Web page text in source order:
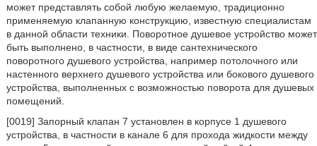
может представлять собой любую желаемую, традиционно
применяемую клапанную конструкцию, известную специалистам
в данной области техники. Поворотное душевое устройство может
быть выполнено, в частности, в виде сантехнического
поворотного душевого устройства, например потолочного или
настенного верхнего душевого устройства или бокового душевого
устройства, выполненных с возможностью поворота для душевых
помещений.
[0019] Запорный клапан 7 установлен в корпусе 1 душевого
устройства, в частности в канале 6 для прохода жидкости между